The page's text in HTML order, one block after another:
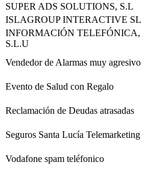
SUPER ADS SOLUTIONS, S.L
ISLAGROUP INTERACTIVE SL
INFORMACIÓN TELEFÓNICA,
S.L.U
Vendedor de Alarmas muy agresivo
Evento de Salud con Regalo
Reclamación de Deudas atrasadas
Seguros Santa Lucía Telemarketing
Vodafone spam teléfonico